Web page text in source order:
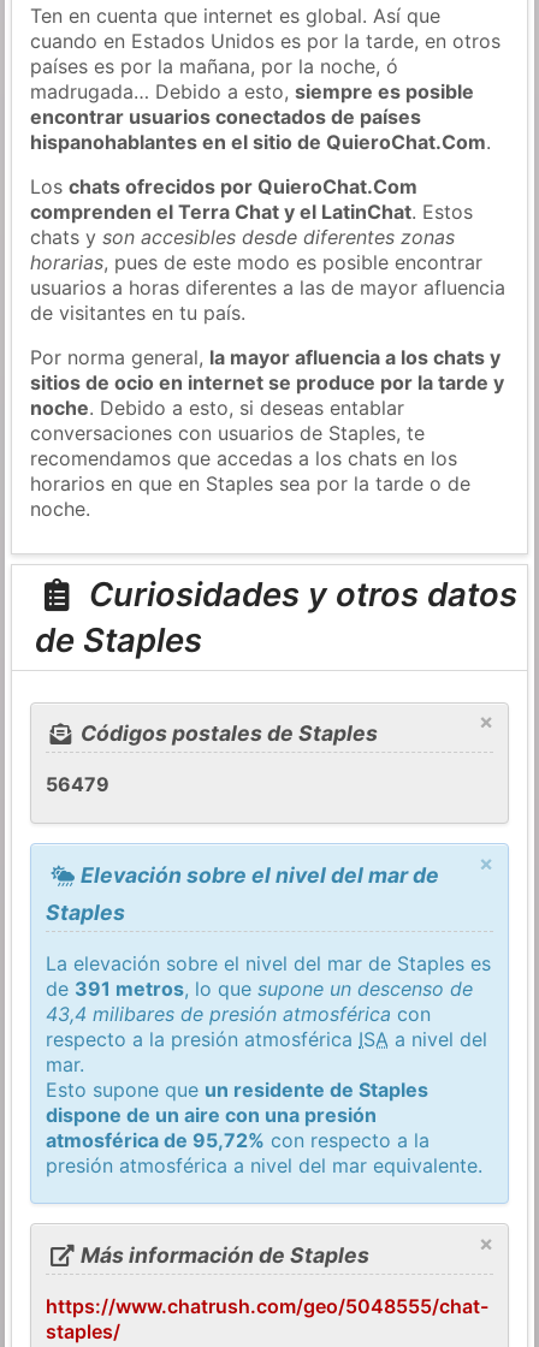
Ten en cuenta que internet es global. Así que
cuando en Estados Unidos es por la tarde, en otros
países es por la mañana, por la noche, ó
madrugada… Debido a esto,siempre es posible
encontrar usuarios conectados de países
hispanohablantes en el sitio de QuieroChat.Com.
Loschats ofrecidos por QuieroChat.Com
comprenden el Terra Chat y el LatinChat. Estos
chats yson accesibles desde diferentes zonas
horarias, pues de este modo es posible encontrar
usuarios a horas diferentes a las de mayor afluencia
de visitantes en tu país.
Por norma general, la mayor afluencia a los chats y
sitios de ocio en internet se produce por la tarde y
noche. Debido a esto, si deseas entablar
conversaciones con usuarios de Staples, te
recomendamos que accedas a los chats en los
horarios en que en Staples sea por la tarde o de
noche.
Curiosidades y otros datos
de Staples
×
Códigos postales de Staples
56479
×
Elevación sobre el nivel del mar de
Staples
La elevación sobre el nivel del mar de Staples es
de 391 metros, lo quesupone un descenso de
43,4 milibares de presión atmosférica con
respecto a la presión atmosférica ISA a nivel del
mar.
Esto supone que un residente de Staples
dispone de un aire con una presión
atmosférica de 95,72% con respecto a la
presión atmosférica a nivel del mar equivalente.
×
Más información de Staples
https://www.chatrush.com/geo/5048555/chat-
staples/